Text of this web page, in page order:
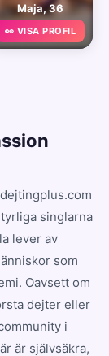
Maja, 36
👀 VISA PROFIL
singlarna
lever av
som
Oavsett om
dejter eller
i
är självsäkra,